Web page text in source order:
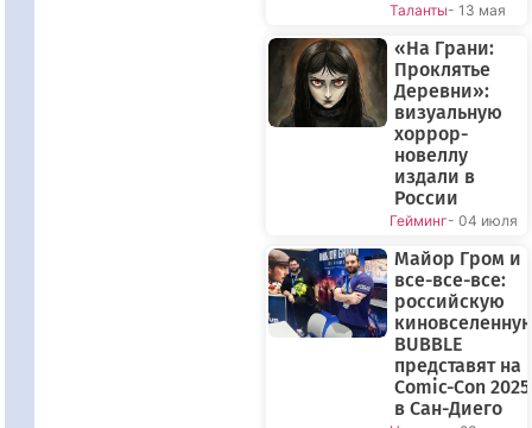
Таланты- 13 мая
«На Грани:
Проклятье
Деревни»:
визуальную
хоррор-
новеллу
издали в
России
Гейминг- 04 июля
Майор Гром и
все-все-все:
российскую
BUBBLE
представят на
Comic-Con 2025
в Сан-Диего